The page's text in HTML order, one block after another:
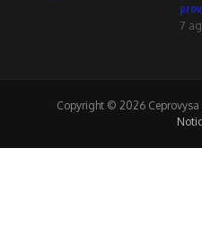
7
Copyright © 2026